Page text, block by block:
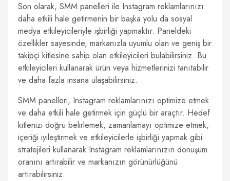
Son olarak, SMM panelleri ile Instagram reklamlarınızı
daha etkili hale getirmenin bir başka yolu da sosyal
medya etkileyicileriyle işbirliği yapmaktır. Paneldeki
özellikler sayesinde, markanızla uyumlu olan ve geniş bir
takipçi kitlesine sahip olan etkileyicileri bulabilirsiniz. Bu
etkileyicileri kullanarak ürün veya hizmetlerinizi tanıtabilir
ve daha fazla insana ulaşabilirsiniz.
SMM panelleri, Instagram reklamlarınızı optimize etmek
ve daha etkili hale getirmek için güçlü bir araçtır. Hedef
kitlenizi doğru belirlemek, zamanlamayı optimize etmek,
içeriği iyileştirmek ve etkileyicilerle işbirliği yapmak gibi
stratejileri kullanarak Instagram reklamlarınızın dönüşüm
oranını artırabilir ve markanızın görünürlüğünü
artırabilirsiniz.